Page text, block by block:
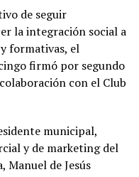
de seguir
la integración social a
formativas, el
firmó por segundo
con el Club
municipal,
y de marketing del
Manuel de Jesús